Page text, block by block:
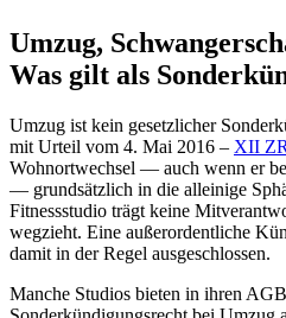
Umzug,
Was gilt als
Umzug ist kein gesetzlicher
mit Urteil vom 4. Mai 2016 – XII
Wohnortwechsel — auch wenn er
— grundsätzlich in die alleinige
Fitnessstudio trägt keine
wegzieht. Eine außerordentliche
damit in der Regel ausgeschlossen.
Manche Studios bieten in ihren